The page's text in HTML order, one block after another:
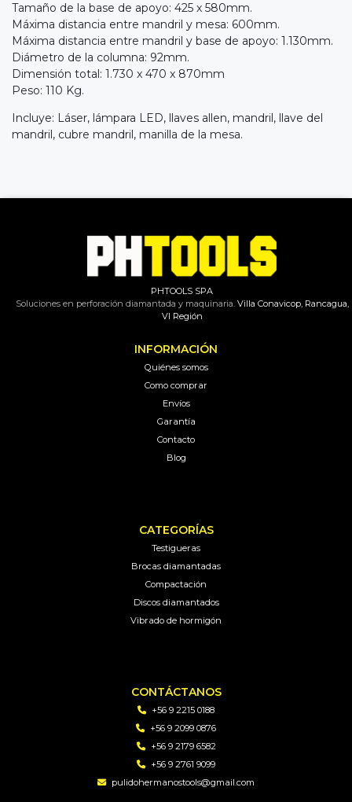
Tamaño de la base de apoyo: 425 x 580mm.
Máxima distancia entre mandril y mesa: 600mm.
Máxima distancia entre mandril y base de apoyo: 1.130mm.
Diámetro de la columna: 92mm.
Dimensión total: 1.730 x 470 x 870mm
Peso: 110 Kg.
Incluye: Láser, lámpara LED, llaves allen, mandril, llave del
mandril, cubre mandril, manilla de la mesa.
PHTOOLS SPA
Soluciones en perforación diamantada y maquinaria.Villa Conavicop, Rancagua,
VI Región
INFORMACIÓN
Quiénes somos
Como comprar
Envíos
Garantía
Contacto
Blog
CATEGORÍAS
Testigueras
Brocas diamantadas
Compactación
Discos diamantados
Vibrado de hormigón
CONTÁCTANOS
+56 9 2215 0188
+56 9 2099 0876
+56 9 2179 6582
+56 9 2761 9099
pulidohermanostools@gmail.com